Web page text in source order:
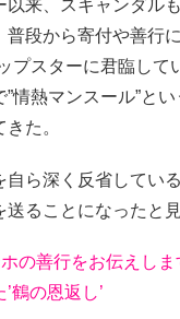
以来、スキャンダル
普段から寄付や善行
プスターに君臨して
情熱マンスール”と
た。
自ら深く反省してい
送ることになったと見
の善行をお伝えしま
鶴の恩返し’